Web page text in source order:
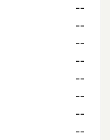
--
--
--
--
--
--
--
--